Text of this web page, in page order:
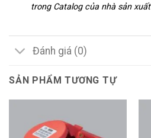
trong Catalog của nhà sản xuất
Đánh giá (0)
SẢN PHẨM TƯƠNG TỰ